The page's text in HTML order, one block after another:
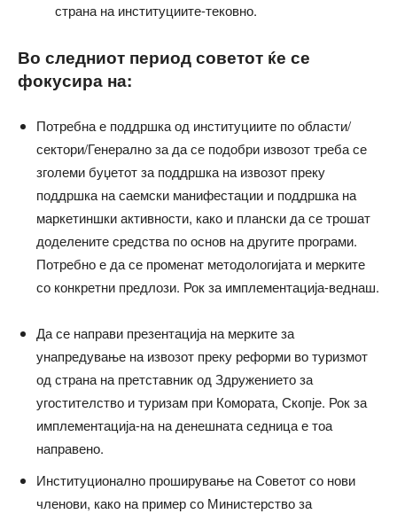
страна на институциите-тековно.
Во следниот период советот ќе се
фокусира на:
Потребна е поддршка од институциите по области/
сектори/Генерално за да се подобри извозот треба се
зголеми буџетот за поддршка на извозот преку
поддршка на саемски манифестации и поддршка на
маркетиншки активности, како и плански да се трошат
доделените средства по основ на другите програми.
Потребно е да се променат методологијата и мерките
со конкретни предлози. Рок за имплементација-веднаш.
Да се направи презентација на мерките за
унапредување на извозот преку реформи во туризмот
од страна на претставник од Здружението за
угостителство и туризам при Комората, Скопје. Рок за
имплементација-на на денешната седница е тоа
направено.
Институционално проширување на Советот со нови
членови, како на пример со Министерство за